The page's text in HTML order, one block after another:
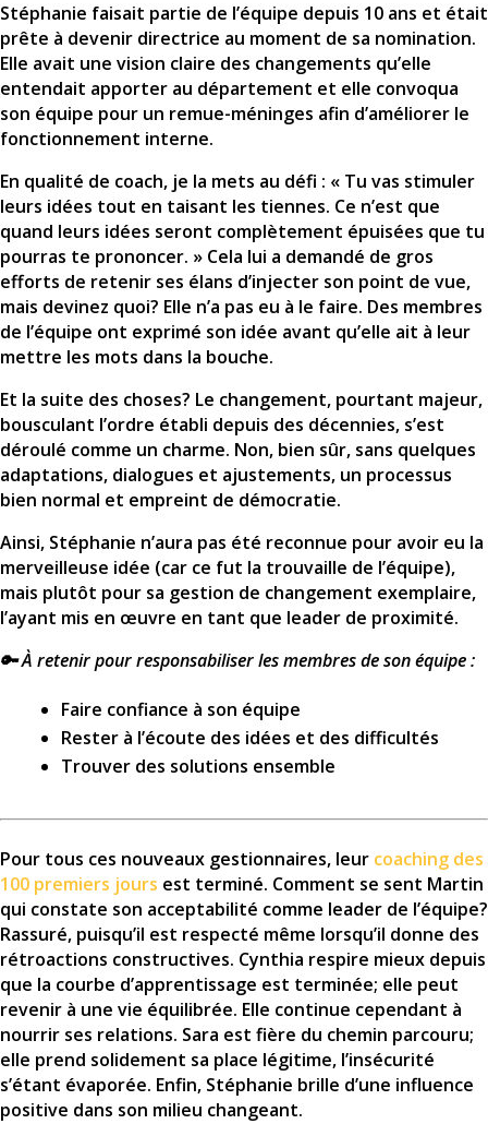
Stéphanie faisait partie de l’équipe depuis 10 ans et était
prête à devenir directrice au moment de sa nomination.
Elle avait une vision claire des changements qu’elle
entendait apporter au département et elle convoqua
son équipe pour un remue-méninges afin d’améliorer le
fonctionnement interne.
En qualité de coach, je la mets au défi : « Tu vas stimuler
leurs idées tout en taisant les tiennes. Ce n’est que
quand leurs idées seront complètement épuisées que tu
pourras te prononcer. » Cela lui a demandé de gros
efforts de retenir ses élans d’injecter son point de vue,
mais devinez quoi? Elle n’a pas eu à le faire. Des membres
de l’équipe ont exprimé son idée avant qu’elle ait à leur
mettre les mots dans la bouche.
Et la suite des choses? Le changement, pourtant majeur,
bousculant l’ordre établi depuis des décennies, s’est
déroulé comme un charme. Non, bien sûr, sans quelques
adaptations, dialogues et ajustements, un processus
bien normal et empreint de démocratie.
Ainsi, Stéphanie n’aura pas été reconnue pour avoir eu la
merveilleuse idée (car ce fut la trouvaille de l’équipe),
mais plutôt pour sa gestion de changement exemplaire,
l’ayant mis en œuvre en tant que leader de proximité.
🔑 À retenir pour responsabiliser les membres de son équipe :
Faire confiance à son équipe
Rester à l’écoute des idées et des difficultés
Trouver des solutions ensemble
Pour tous ces nouveaux gestionnaires, leur coaching des
100 premiers jours est terminé. Comment se sent Martin
qui constate son acceptabilité comme leader de l’équipe?
Rassuré, puisqu’il est respecté même lorsqu’il donne des
rétroactions constructives. Cynthia respire mieux depuis
que la courbe d’apprentissage est terminée; elle peut
revenir à une vie équilibrée. Elle continue cependant à
nourrir ses relations. Sara est fière du chemin parcouru;
elle prend solidement sa place légitime, l’insécurité
s’étant évaporée. Enfin, Stéphanie brille d’une influence
positive dans son milieu changeant.